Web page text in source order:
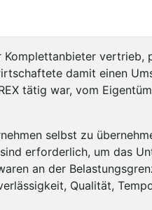
Komplettanbieter vertrieb,
damit einen
tätig war, vom
selbst zu
erforderlich, um das
an der
Qualität,